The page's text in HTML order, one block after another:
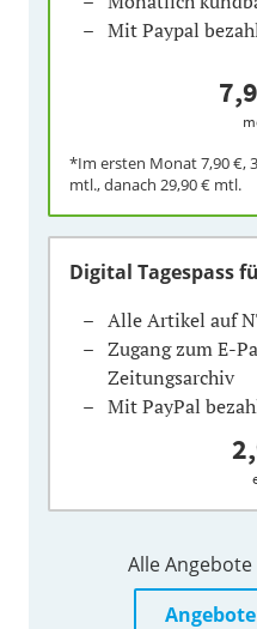
Mit Paypal
*Im ersten Monat7,90 €,
mtl., danach 29,90 € mtl.
Digital Tagespass
Alle Artikel auf
Zugang zum E-
Zeitungsarchiv
Mit PayPal
Alle